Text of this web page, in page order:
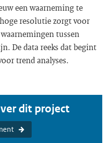
een waarneming te
resolutie zorgt voor
tussen
De data reeks dat begint
trend analyses.
dit project